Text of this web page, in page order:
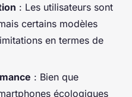
: Les utilisateurs sont
certains modèles
en termes de
: Bien que
écologiques